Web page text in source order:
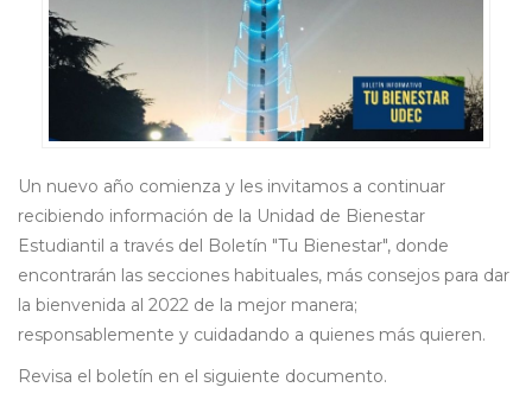
Un nuevo año comienza y les invitamos a continuar
recibiendo información de la Unidad de Bienestar
Estudiantil a través del Boletín "Tu Bienestar", donde
encontrarán las secciones habituales, más consejos para dar
la bienvenida al 2022 de la mejor manera;
responsablemente y cuidadando a quienes más quieren.
Revisa el boletín en el siguiente documento.